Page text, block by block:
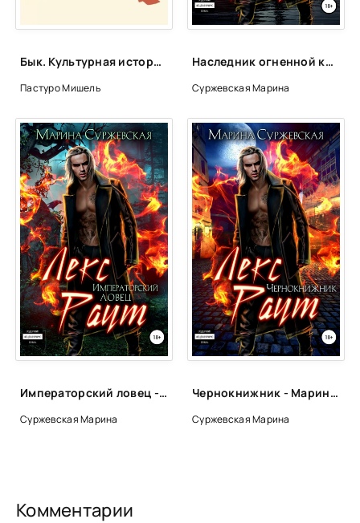
Бык. Культурная история - Мишель Пастуро
Пастуро Мишель
Наследник огненной крови - Марина Суржевская
Суржевская Марина
Императорский ловец - Марина Суржевская
Суржевская Марина
Чернокнижник - Марина Суржевская
Суржевская Марина
Комментарии